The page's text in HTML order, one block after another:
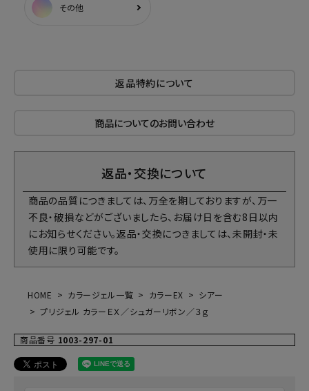
その他
返品特約について
商品についてのお問い合わせ
返品・交換について
商品の品質につきましては、万全を期しておりますが、万一
不良・破損などがございましたら、お届け日を含む8日以内
にお知らせください。返品・交換につきましては、未開封・未
使用に限り可能です。
HOME カラージェル一覧 カラーEX
シアー
プリジェル カラーＥＸ／シュガーリボン／３ｇ
商品番号 1003-297-01